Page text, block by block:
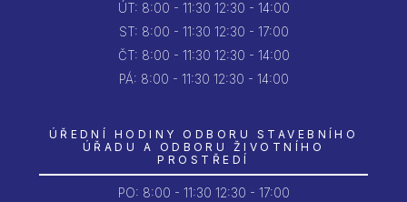
ÚT: 8:00 - 11:30 12:30 - 14:00
ST: 8:00 - 11:30 12:30 - 17:00
ČT: 8:00 - 11:30 12:30 - 14:00
PÁ: 8:00 - 11:30 12:30 - 14:00
ÚŘEDNÍ HODINY ODBORU STAVEBNÍHO
ÚŘADU A ODBORU ŽIVOTNÍHO
PROSTŘEDÍ
PO: 8:00 - 11:30 12:30 - 17:00